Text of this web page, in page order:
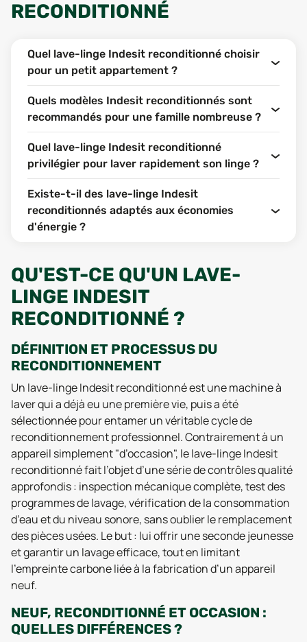
RECONDITIONNÉ
Quel lave-linge Indesit reconditionné choisir
pour un petit appartement ?
Quels modèles Indesit reconditionnés sont
recommandés pour une famille nombreuse ?
Quel lave-linge Indesit reconditionné
privilégier pour laver rapidement son linge ?
Existe-t-il des lave-linge Indesit
reconditionnés adaptés aux économies
d'énergie ?
QU'EST-CE QU'UN LAVE-
LINGE INDESIT
RECONDITIONNÉ ?
DÉFINITION ET PROCESSUS DU
RECONDITIONNEMENT
Un lave-linge Indesit reconditionné est une machine à
laver qui a déjà eu une première vie, puis a été
sélectionnée pour entamer un véritable cycle de
reconditionnement professionnel. Contrairement à un
appareil simplement "d’occasion", le lave-linge Indesit
reconditionné fait l’objet d’une série de contrôles qualité
approfondis : inspection mécanique complète, test des
programmes de lavage, vérification de la consommation
d’eau et du niveau sonore, sans oublier le remplacement
des pièces usées. Le but : lui offrir une seconde jeunesse
et garantir un lavage efficace, tout en limitant
l’empreinte carbone liée à la fabrication d’un appareil
neuf.
NEUF, RECONDITIONNÉ ET OCCASION :
QUELLES DIFFÉRENCES ?